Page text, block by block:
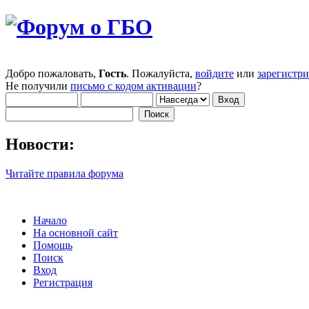
Добро пожаловать, Гость. Пожалуйста, войдите или
Не получили письмо с кодом активации?
Новости:
Читайте правила форума
Начало
На основной сайт
Помощь
Поиск
Вход
Регистрация